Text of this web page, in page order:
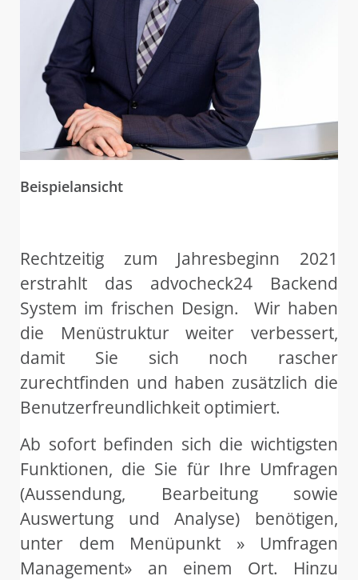
Beispielansicht
Rechtzeitig zum Jahresbeginn 2021
erstrahlt das advocheck24 Backend
System im frischen Design. Wir haben
die Menüstruktur weiter verbessert,
damit Sie sich noch rascher
zurechtfinden und haben zusätzlich die
Benutzerfreundlichkeit optimiert.
Ab sofort befinden sich die wichtigsten
Funktionen, die Sie für Ihre Umfragen
(Aussendung, Bearbeitung sowie
Auswertung und Analyse) benötigen,
unter dem Menüpunkt » Umfragen
Management» an einem Ort. Hinzu